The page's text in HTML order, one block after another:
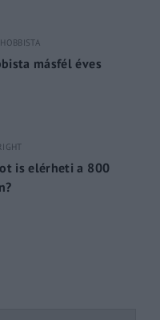
másfél éves
is elérheti a 800